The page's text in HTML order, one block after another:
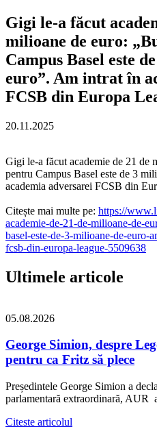
Gigi le-a făcut
milioane de euro:
Campus Basel este
euro”. Am intrat în
FCSB din Europa
20.11.2025
Gigi le-a făcut academie de 21 de
pentru Campus Basel este de 3
academia adversarei FCSB din
Citește mai multe pe: https://
academie-de-21-de-milioane-de-
basel-este-de-3-milioane-de-euro-
fcsb-din-europa-league-5509638
Ultimele articole
05.08.2026
George Simion, despre
pentru ca Fritz să plece
Președintele George Simion a
parlamentară extraordinară,
Citeste articolul